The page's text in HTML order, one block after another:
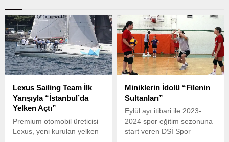
Lexus Sailing Team İlk
Yarışıyla “İstanbul’da
Yelken Açtı”
Premium otomobil üreticisi
Lexus, yeni kurulan yelken
Miniklerin İdolü “Filenin
Sultanları”
Eylül ayı itibari ile 2023-
2024 spor eğitim sezonuna
start veren DSİ Spor